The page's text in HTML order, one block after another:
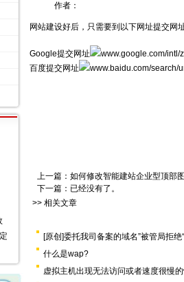
作者：
网站建设好后，只需要到以下网址提交网
Google提交网址
www.google.com/intl/
百度提交网址
www.baidu.com/search/
上一篇： 如何修改智能建站企业型顶部
下一篇：已经没有了。
>> 相关文章
[原创]委托我司备案的域名”被管局拒绝
什么是wap?
虚拟主机出现无法访问或者速度很慢